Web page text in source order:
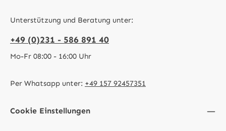
Unterstützung und Beratung unter:
+49 (0)231 - 586 891 40
Mo-Fr 08:00 - 16:00 Uhr
Per Whatsapp unter: +49 157 92457351
Cookie Einstellungen